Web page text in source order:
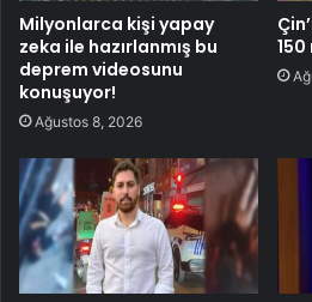
Milyonlarca kişi yapay
zeka ile hazırlanmış bu
deprem videosunu
konuşuyor!
Ağustos 8, 2026